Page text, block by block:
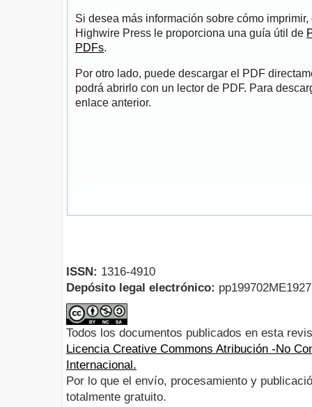
Si desea más información sobre cómo
Highwire Press le proporciona una guía útil de
PDFs.
Por otro lado, puede descargar el PDF
podrá abrirlo con un lector de PDF. Para
enlace anterior.
ISSN: 1316-4910
Depósito legal electrónico:
Todos los documentos publicados en esta
Licencia Creative Commons Atribución -No
Internacional.
Por lo que el envío, procesamiento y
totalmente gratuito.